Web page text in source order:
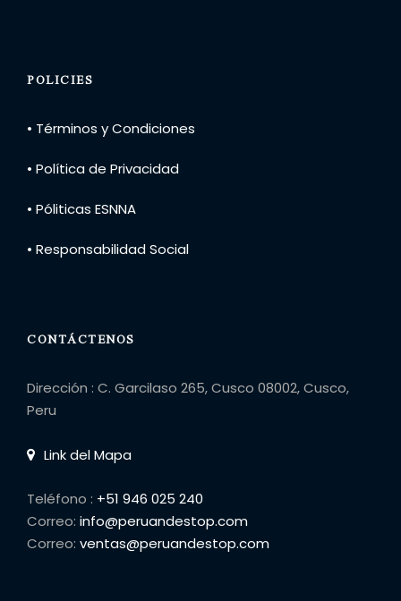
POLICIES
• Términos y Condiciones
• Política de Privacidad
• Póliticas ESNNA
• Responsabilidad Social
CONTÁCTENOS
Dirección : C. Garcilaso 265, Cusco 08002, Cusco,
Peru
Link del Mapa
Teléfono : +51 946 025 240
Correo: info@peruandestop.com
Correo: ventas@peruandestop.com